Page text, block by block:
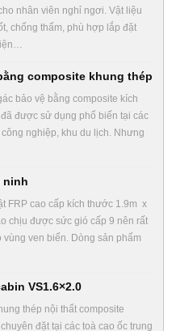
nhân viên nghỉ ngơi. Vật liệu
chống thấm, phù hợp lắp đặt
composite khung thép
bảo vệ bằng composite kích
được sử dụng phổ biến tại các
nghiệp, khu du lịch. Nhưng
ninh
FRP cao cấp kích thước 1.9m x
chịu được sức gió cấp 9 nên rất
ven biển. Dòng sản phẩm
VS1.6×2.0
thép nội thất composite
đặt tại các toà cao ốc trung